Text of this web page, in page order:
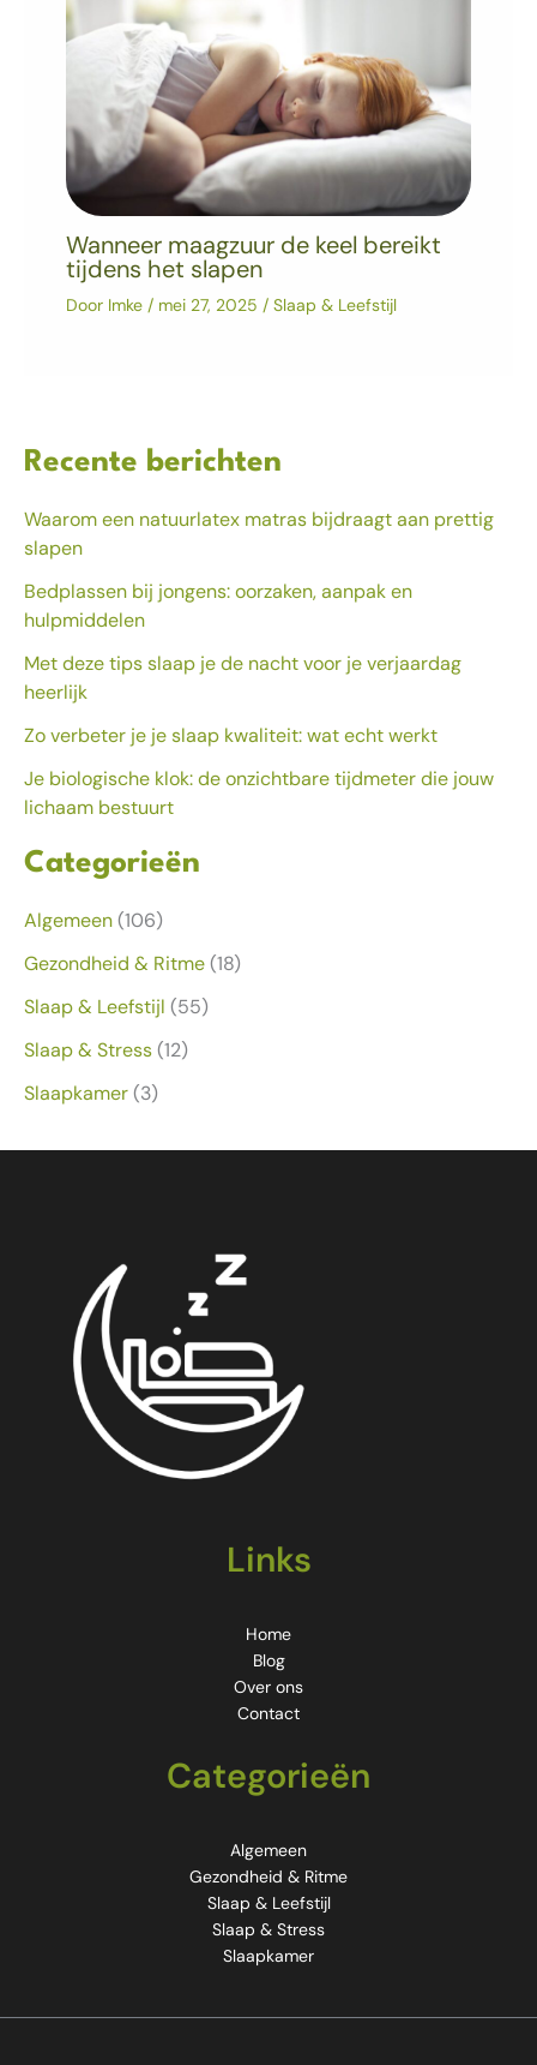
Wanneer maagzuur de keel bereikt
tijdens het slapen
Door Imke / mei 27, 2025 / Slaap & Leefstijl
Recente berichten
Waarom een natuurlatex matras bijdraagt aan prettig
slapen
Bedplassen bij jongens: oorzaken, aanpak en
hulpmiddelen
Met deze tips slaap je de nacht voor je verjaardag
heerlijk
Zo verbeter je je slaap kwaliteit: wat echt werkt
Je biologische klok: de onzichtbare tijdmeter die jouw
lichaam bestuurt
Categorieën
Algemeen(106)
Gezondheid & Ritme(18)
Slaap & Leefstijl (55)
Slaap & Stress(12)
Slaapkamer(3)
Links
Home
Blog
Over ons
Contact
Categorieën
Algemeen
Gezondheid & Ritme
Slaap & Leefstijl
Slaap & Stress
Slaapkamer